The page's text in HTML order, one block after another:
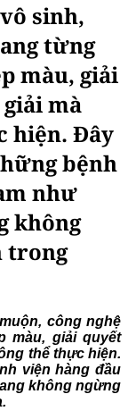
sinh,
từng
màu, giải
mà
hiện. Đây
bệnh
như
không
trong
công nghệ
màu, giải quyết
thể thực hiện.
viện hàng đầu
không ngừng